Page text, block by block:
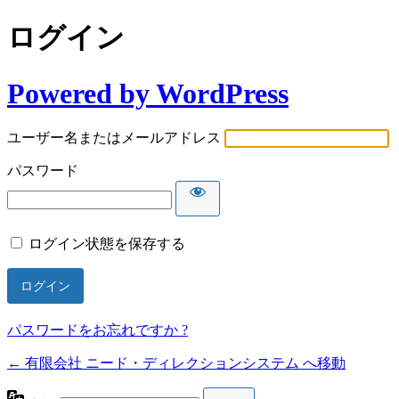
ログイン
Powered by WordPress
ユーザー名またはメールアドレス
パスワード
ログイン状態を保存する
パスワードをお忘れですか ?
← 有限会社 ニード・ディレクションシステム へ移動